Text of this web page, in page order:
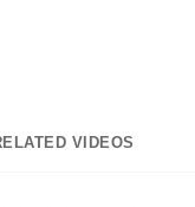
Email
VIDEOS